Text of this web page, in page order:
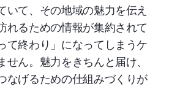
いて、その地域の魅力を伝え
れるための情報が集約されて
て終わり」になってしまうケ
せん。魅力をきちんと届け、
なげるための仕組みづくりが